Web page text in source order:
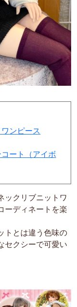
ンピース
ート（アイボ
ックリブニットワ
ーディネートを楽
トとは違う色味の
セクシーで可愛い